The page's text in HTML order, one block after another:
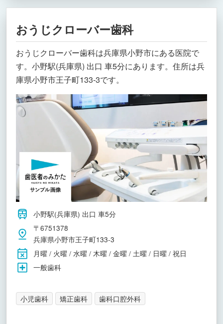
おうじクローバー歯科
おうじクローバー歯科は兵庫県小野市にある医院で
す。小野駅(兵庫県) 出口 車5分にあります。住所は兵
庫県小野市王子町133-3です。
小野駅(兵庫県) 出口 車5分
〒6751378
兵庫県小野市王子町133-3
月曜 / 火曜 / 水曜 / 木曜 / 金曜 / 土曜 / 日曜 / 祝日
一般歯科
小児歯科 矯正歯科 歯科口腔外科